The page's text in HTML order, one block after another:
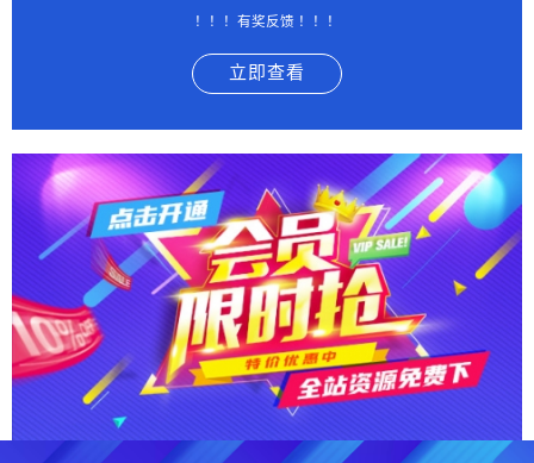
！！！有奖反馈 ！！！
立即查看